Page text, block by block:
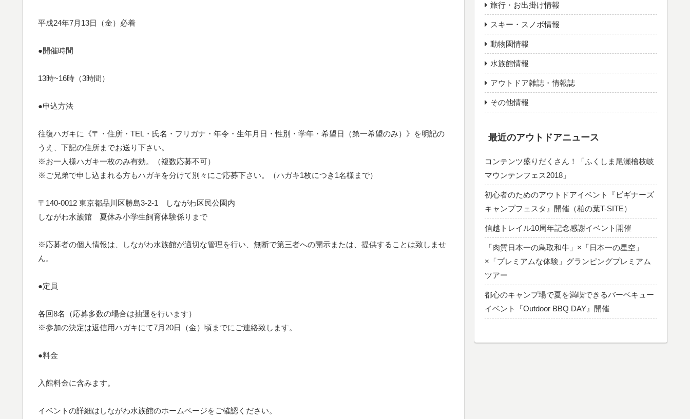
平成24年7月13日（金）必着
●開催時間
13時~16時（3時間）
●申込方法
往復ハガキに《〒・住所・TEL・氏名・フリガナ・年令・生年月日・性別・学年・希望日（第一希望のみ）》を明記の
うえ、下記の住所までお送り下さい。
※お一人様ハガキ一枚のみ有効。（複数応募不可）
※ご兄弟で申し込まれる方もハガキを分けて別々にご応募下さい。（ハガキ1枚につき1名様まで）
〒140-0012 東京都品川区勝島3-2-1 しながわ区民公園内
しながわ水族館 夏休み小学生飼育体験係りまで
※応募者の個人情報は、しながわ水族館が適切な管理を行い、無断で第三者への開示または、提供することは致しませ
ん。
●定員
各回8名（応募多数の場合は抽選を行います）
※参加の決定は返信用ハガキにて7月20日（金）頃までにご連絡致します。
●料金
入館料金に含みます。
イベントの詳細はしながわ水族館のホームページをご確認ください。
旅行・お出掛け情報
スキー・スノボ情報
動物園情報
水族館情報
アウトドア雑誌・情報誌
その他情報
最近のアウトドアニュース
コンテンツ盛りだくさん！「ふくしま尾瀬檜枝岐
マウンテンフェス2018」
初心者のためのアウトドアイベント『ビギナーズ
キャンプフェスタ』開催（柏の葉T-SITE）
信越トレイル10周年記念感謝イベント開催
「肉質日本一の鳥取和牛」×「日本一の星空」
×「プレミアムな体験」グランピングプレミアム
ツアー
都心のキャンプ場で夏を満喫できるバーベキュー
イベント『Outdoor BBQ DAY』開催